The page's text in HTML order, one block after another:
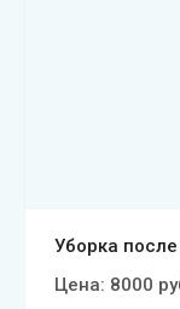
Уборка
Цена: 8000